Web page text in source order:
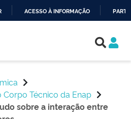
ACESSO À INFORMAÇÃO
Corpo Técnico da Enap
sobre a interação entre